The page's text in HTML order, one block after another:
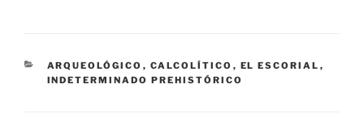
CATEGORÍAS
ARQUEOLÓGICO , CALCOLÍTICO , EL ESCORIAL ,
INDETERMINADO PREHISTÓRICO